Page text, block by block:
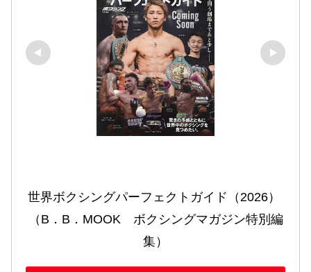
世界ボクシングパーフェクトガイド（2026）
（B．B．MOOK　ボクシングマガジン特別編
集）